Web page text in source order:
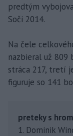
predtým
Soči 2014.
Na čele
nazbieral už 809
stráca 217, tretí
figuruje so 141
preteky s
1. Dominik